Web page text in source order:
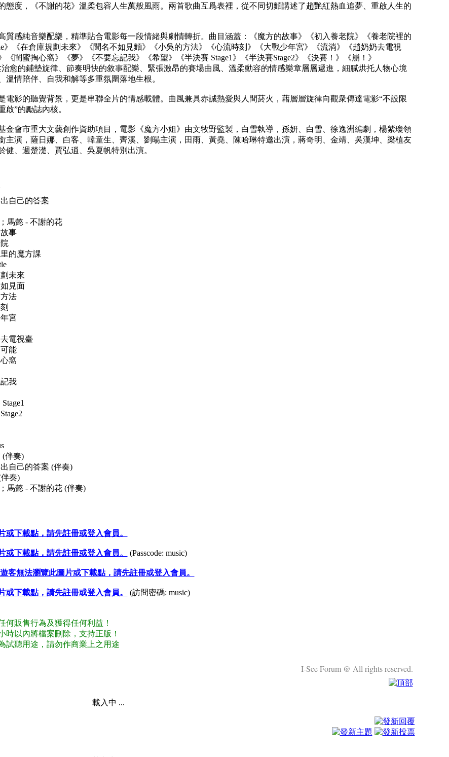
態度，《不謝的花》溫柔包容人生萬般風雨。兩首歌曲互爲表裡，從不同切麵講述了趙艷紅熱血追夢、重啟人生的
質感純音樂配樂，精準貼合電影每一段情緒與劇情轉折。曲目涵蓋：《魔方的故事》《初入養老院》《養老院裡的
》《在倉庫規劃未來》《聞名不如見麵》《小吳的方法》《心流時刻》《大戰少年宮》《流淌》《趙奶奶去電視
《閨蜜掏心窩》《夢》《不要忘記我》《希望》《半決賽 Stage1》《半決賽Stage2》《決賽！》《崩！》
治愈的鋪墊旋律、節奏明快的敘事配樂、緊張激昂的賽場曲風、溫柔動容的情感樂章層層遞進，細膩烘托人物心境
溫情陪伴、自我和解等多重氛圍落地生根。
電影的聽覺背景，更是串聯全片的情感載體。曲風兼具赤誠熱愛與人間菸火，藉層層旋律向觀衆傳達電影“不設限
啟”的勵誌內核。
金會市重大文藝創作資助項目，電影《魔方小姐》由文牧野監製，白雪執導，孫妍、白雪、徐逸洲編劇，楊紫瓊領
主演，薩日娜、白客、韓童生、齊溪、劉暘主演，田雨、黃堯、陳哈琳特邀出演，蔣奇明、金靖、吳漢坤、梁植友
健、週楚濋、賈弘逍、吳夏帆特別出演。
自己的答案
馬懿 - 不謝的花
事
的魔方課
未來
見面
法
宮
電視臺
能
窩
我
(伴奏)
自己的答案 (伴奏)
伴奏)
馬懿 - 不謝的花 (伴奏)
或下載點，請先註冊或登入會員。
或下載點，請先註冊或登入會員。 (Passcode: music)
遊客無法瀏覽此圖片或下載點，請先註冊或登入會員。
或下載點，請先註冊或登入會員。 (訪問密碼: music)
何販售行為及獲得任何利益！
時以內將檔案刪除，支持正版！
試聽用途，請勿作商業上之用途
I-See Forum @ All rights reserved.
載入中 ...